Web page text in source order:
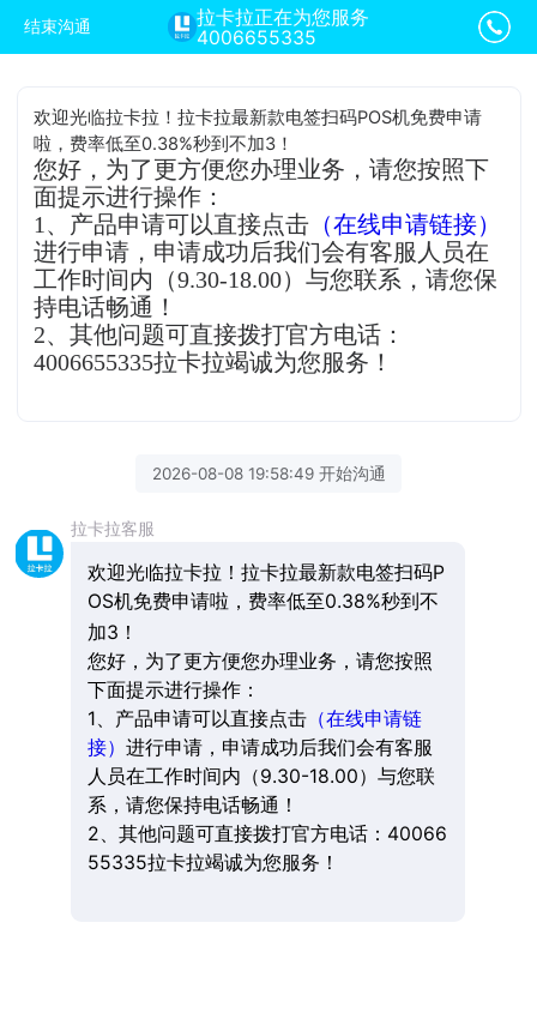
结束沟通
拉卡拉正在为您服务
4006655335
欢迎光临拉卡拉！拉卡拉最新款电签扫码POS机免费申请
啦，费率低至0.38%秒到不加3！
您好，为了更方便您办理业务，请您按照下
面提示进行操作：
1、产品申请可以直接点击 （在线申请链接）
进行申请，申请成功后我们会有客服人员在
工作时间内（9.30-18.00）与您联系，请您保
持电话畅通！
2、其他问题可直接拨打官方电话：
4006655335拉卡拉竭诚为您服务！
2026-08-08 19:58:49 开始沟通
拉卡拉客服
欢迎光临拉卡拉！拉卡拉最新款电签扫码P
OS机免费申请啦，费率低至0.38%秒到不
加3！
您好，为了更方便您办理业务，请您按照
下面提示进行操作：
1、产品申请可以直接点击（在线申请链
接） 进行申请，申请成功后我们会有客服
人员在工作时间内（9.30-18.00）与您联
系，请您保持电话畅通！
2、其他问题可直接拨打官方电话：40066
55335拉卡拉竭诚为您服务！